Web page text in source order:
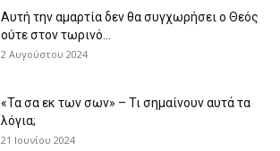
Αυτή την αμαρτία δεν θα συγχωρήσει ο Θεός
ούτε στον τωρινό...
2 Αυγούστου 2024
«Τα σα εκ των σων» – Τι σημαίνουν αυτά τα
λόγια;
21 Ιουνίου 2024